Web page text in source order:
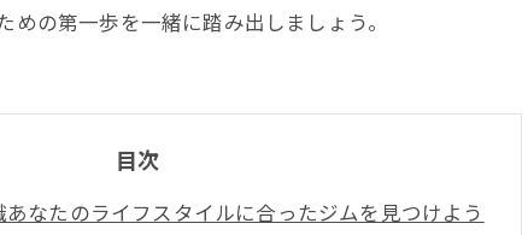
の第一歩を一緒に踏み出しましょう。
目次
なたのライフスタイルに合ったジムを見つけよう